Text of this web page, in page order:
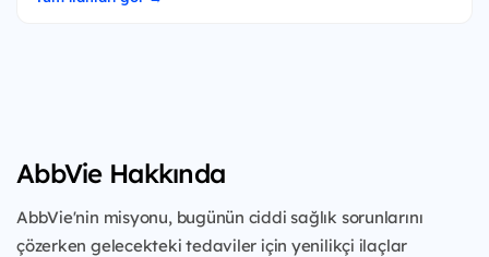
AbbVie Hakkında
AbbVie'nin misyonu, bugünün ciddi sağlık sorunlarını
çözerken gelecekteki tedaviler için yenilikçi ilaçlar